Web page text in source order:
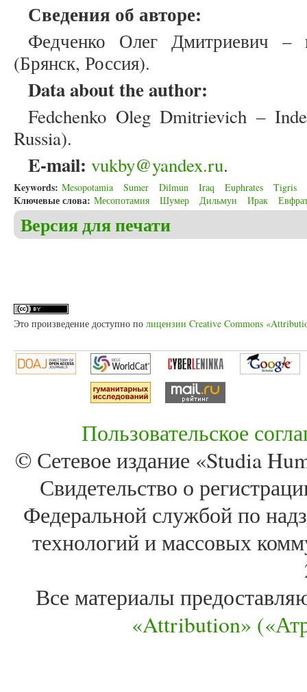
Сведения об авторе:
Федченко Олег Дмитриевич –
(Брянск, Россия).
Data about the author:
Fedchenko Oleg Dmitrievich –
Russia).
E-mail: vukby@yandex.ru.
Keywords: Mesopotamia Sumer Dilmun Iraq Euphrates Tigris
Ключевые слова: Месопотамия Шумер Дильмун Ирак
Версия для печати
Это произведение доступно по лицензии Creative Commons
Пользовательское
© Сетевое издание «Studia
Свидетельство о
Федеральной службой по
технологий и массовых
Все материалы
«Attribution»